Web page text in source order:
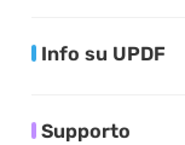
Info su UPDF
Supporto